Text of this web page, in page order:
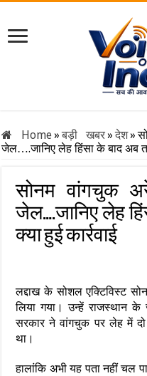
Home»बड़ी खबर» देश»
जेल….जानिए लेह हिंसा के बाद अब
सोनम वांगचुक
जेल….जानिए लेह
क्या हुई कार्रवाई
लद्दाख के सोशल एक्टिविस्ट
लिया गया। उन्हें राजस्थान
सरकार ने वांगचुक पर लेह में दो
था।
हालांकि अभी यह पता नहीं चल